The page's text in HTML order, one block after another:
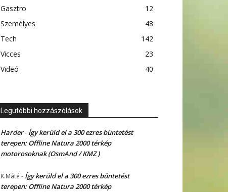
Gasztro
12
Személyes
48
Tech
142
Vicces
23
Videó
40
Legutóbbi hozzászólások
Harder- Így kerüld el a 300 ezres büntetést
terepen: Offline Natura 2000 térkép
motorosoknak (OsmAnd / KMZ )
K.Máté - Így kerüld el a 300 ezres büntetést
terepen: Offline Natura 2000 térkép